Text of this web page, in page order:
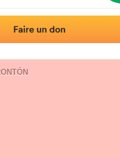
de pared izquierda
|Fotos|Comentarios y